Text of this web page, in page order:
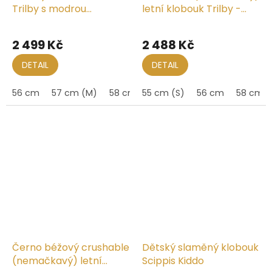
Trilby s modrou
hodnocení
produktu
je
5,0
5
hvězdiček.
2 499 Kč
DETAIL
56 cm 57 cm (M) 58 cm 59 cm (L)
letní klobouk Trilby -
2 488 Kč
DETAIL
55 cm (S) 56 cm 58 cm
Černo béžový crushable
(nemačkavý) letní
Dětský slaměný klobouk
Scippis Kiddo